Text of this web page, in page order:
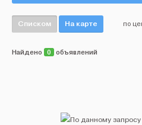
Списком На карте по
Найдено 0 объявлений